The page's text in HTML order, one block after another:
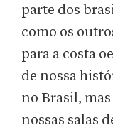
parte dos
como os
para a costa
de nossa
no Brasil,
nossas salas